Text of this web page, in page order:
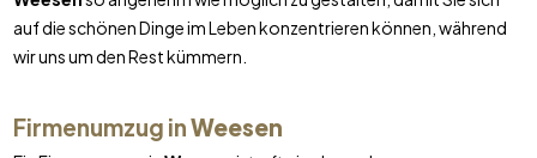
auf die schönen Dinge im Leben konzentrieren können, während
wir uns um den Rest kümmern.
Firmenumzug inWeesen